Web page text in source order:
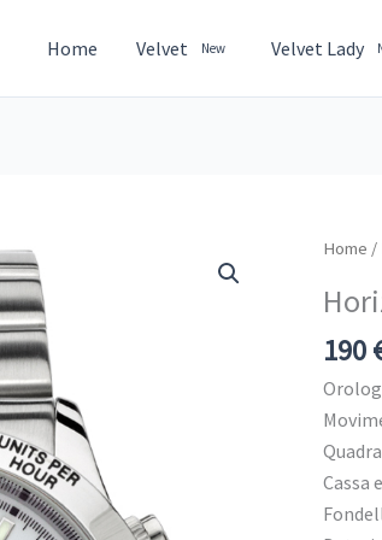
Home Velvet New Velvet Lady
Home /
190
Cassa